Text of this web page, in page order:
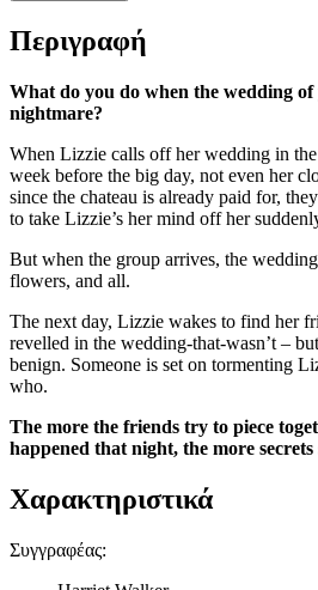
Περιγραφή
What do you do when the wedding
nightmare?
When Lizzie calls off her wedding in
week before the big day, not even her
since the chateau is already paid for,
to take Lizzie’s her mind off her
But when the group arrives, the
flowers, and all.
The next day, Lizzie wakes to find her
revelled in the wedding-that-wasn’t –
benign. Someone is set on tormenting
who.
The more the friends try to piece
happened that night, the more
Χαρακτηριστικά
Συγγραφέας: